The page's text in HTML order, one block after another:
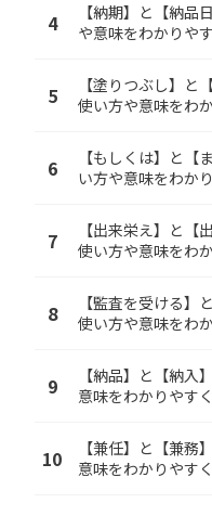
4
【納期】と【納品
や意味をわかりや
5
【塗りつぶし】と
使い方や意味をわ
6
【もしくは】と【
い方や意味をわか
7
【出来栄え】と【
使い方や意味をわ
8
【監査を受ける】
使い方や意味をわ
9
【納品】と【納入
意味をわかりやす
10
【兼任】と【兼務
意味をわかりやす